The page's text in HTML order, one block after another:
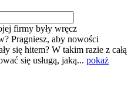
firmy były wręcz
Pragniesz, aby nowości
się hitem? W takim razie z całą
się usługą, jaką... pokaż